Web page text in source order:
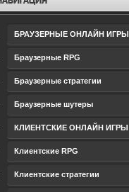
БРАУЗЕРНЫЕ ОНЛАЙН ИГРЫ
Браузерные RPG
Браузерные стратегии
Браузерные шутеры
КЛИЕНТСКИЕ ОНЛАЙН ИГРЫ
Клиентские RPG
Клиентские стратегии